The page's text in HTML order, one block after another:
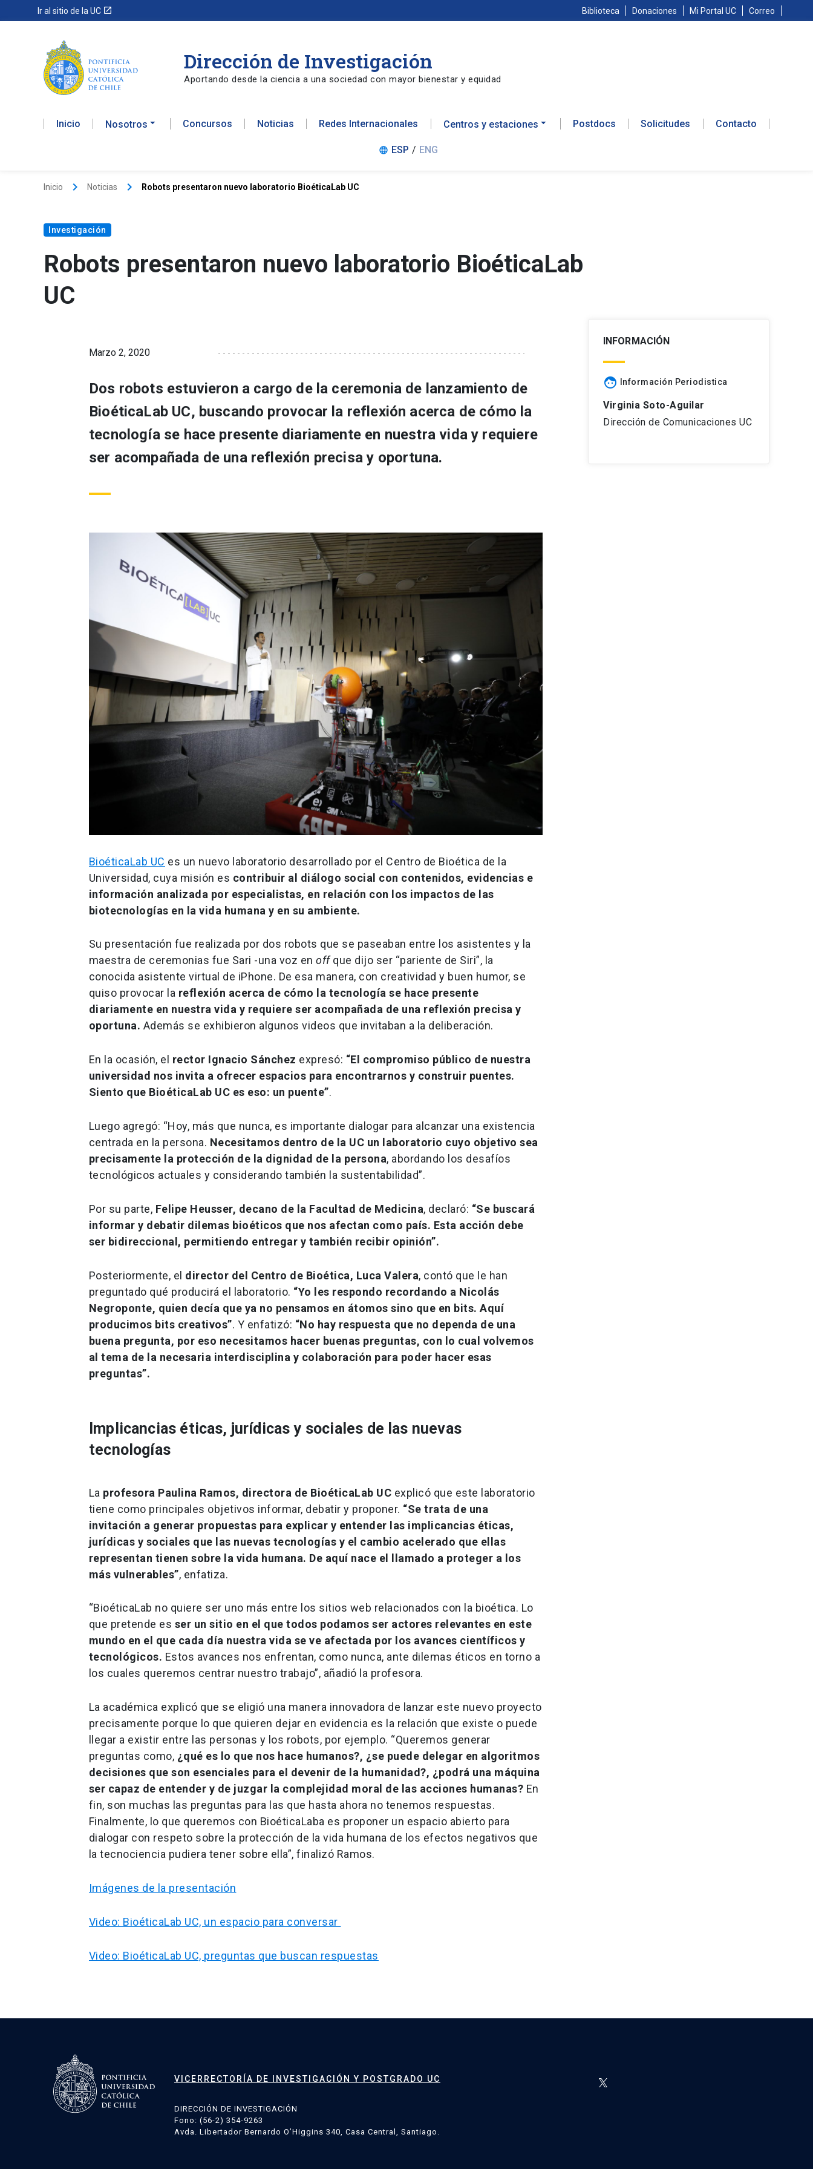
Ir al sitio de la UC launch Biblioteca Donaciones Mi Portal UC Correo
Dirección de Investigación
Aportando desde la ciencia a una sociedad con mayor bienestar y equidad
Inicio Nosotros Concursos Noticias Redes Internacionales Centros y estaciones Postdocs Solicitudes Contacto
language ESP / ENG
Inicio keyboard_arrow_right Noticias keyboard_arrow_right Robots presentaron nuevo laboratorio BioéticaLab UC
Investigación
Robots presentaron nuevo laboratorio BioéticaLab
UC
Marzo 2, 2020
Dos robots estuvieron a cargo de la ceremonia de lanzamiento de
BioéticaLab UC, buscando provocar la reflexión acerca de cómo la
tecnología se hace presente diariamente en nuestra vida y requiere
ser acompañada de una reflexión precisa y oportuna.
BioéticaLab UC es un nuevo laboratorio desarrollado por el Centro de Bioética de la
Universidad, cuya misión es contribuir al diálogo social con contenidos, evidencias e
información analizada por especialistas, en relación con los impactos de las
biotecnologías en la vida humana y en su ambiente.
Su presentación fue realizada por dos robots que se paseaban entre los asistentes y la
maestra de ceremonias fue Sari -una voz enoffque dijo ser “pariente de Siri”, la
conocida asistente virtual de iPhone. De esa manera, con creatividad y buen humor, se
quiso provocar la reflexión acerca de cómo la tecnología se hace presente
diariamente en nuestra vida y requiere ser acompañada de una reflexión precisa y
oportuna. Además se exhibieron algunos videos que invitaban a la deliberación.
En la ocasión, el rector Ignacio Sánchez expresó: “El compromiso público de nuestra
universidad nos invita a ofrecer espacios para encontrarnos y construir puentes.
Siento que BioéticaLab UC es eso: un puente”.
Luego agregó: “Hoy, más que nunca, es importante dialogar para alcanzar una existencia
centrada en la persona. Necesitamos dentro de la UC un laboratorio cuyo objetivo sea
precisamente la protección de la dignidad de la persona, abordando los desafíos
tecnológicos actuales y considerando también la sustentabilidad”.
Por su parte, Felipe Heusser, decano de la Facultad de Medicina, declaró: “Se buscará
informar y debatir dilemas bioéticos que nos afectan como país. Esta acción debe
ser bidireccional, permitiendo entregar y también recibir opinión”.
Posteriormente, el director del Centro de Bioética, Luca Valera, contó que le han
preguntado qué producirá el laboratorio. “Yo les respondo recordando a Nicolás
Negroponte, quien decía que ya no pensamos en átomos sino que en bits. Aquí
producimos bits creativos”. Y enfatizó: “No hay respuesta que no dependa de una
buena pregunta, por eso necesitamos hacer buenas preguntas, con lo cual volvemos
al tema de la necesaria interdisciplina y colaboración para poder hacer esas
preguntas”.
Implicancias éticas, jurídicas y sociales de las nuevas
tecnologías
La profesora Paulina Ramos, directora de BioéticaLab UC explicó que este laboratorio
tiene como principales objetivos informar, debatir y proponer. “Se trata de una
invitación a generar propuestas para explicar y entender las implicancias éticas,
jurídicas y sociales que las nuevas tecnologías y el cambio acelerado que ellas
representan tienen sobre la vida humana. De aquí nace el llamado a proteger a los
más vulnerables”, enfatiza.
“BioéticaLab no quiere ser uno más entre los sitios web relacionados con la bioética. Lo
que pretende es ser un sitio en el que todos podamos ser actores relevantes en este
mundo en el que cada día nuestra vida se ve afectada por los avances científicos y
tecnológicos. Estos avances nos enfrentan, como nunca, ante dilemas éticos en torno a
los cuales queremos centrar nuestro trabajo”, añadió la profesora.
La académica explicó que se eligió una manera innovadora de lanzar este nuevo proyecto
precisamente porque lo que quieren dejar en evidencia es la relación que existe o puede
llegar a existir entre las personas y los robots, por ejemplo. “Queremos generar
preguntas como, ¿qué es lo que nos hace humanos?, ¿se puede delegar en algoritmos
decisiones que son esenciales para el devenir de la humanidad?, ¿podrá una máquina
ser capaz de entender y de juzgar la complejidad moral de las acciones humanas? En
fin, son muchas las preguntas para las que hasta ahora no tenemos respuestas.
Finalmente, lo que queremos con BioéticaLaba es proponer un espacio abierto para
dialogar con respeto sobre la protección de la vida humana de los efectos negativos que
la tecnociencia pudiera tener sobre ella”, finalizó Ramos.
Imágenes de la presentación
Video: BioéticaLab UC, un espacio para conversar
Video: BioéticaLab UC, preguntas que buscan respuestas
de
entradas
INFORMACIÓN
face Información Periodistica
Virginia Soto-Aguilar
Dirección de Comunicaciones UC
VICERRECTORÍA DE INVESTIGACIÓN Y POSTGRADO UC
DIRECCIÓN DE INVESTIGACIÓN
Fono: (56-2) 354-9263
Avda. Libertador Bernardo O’Higgins 340, Casa Central, Santiago.